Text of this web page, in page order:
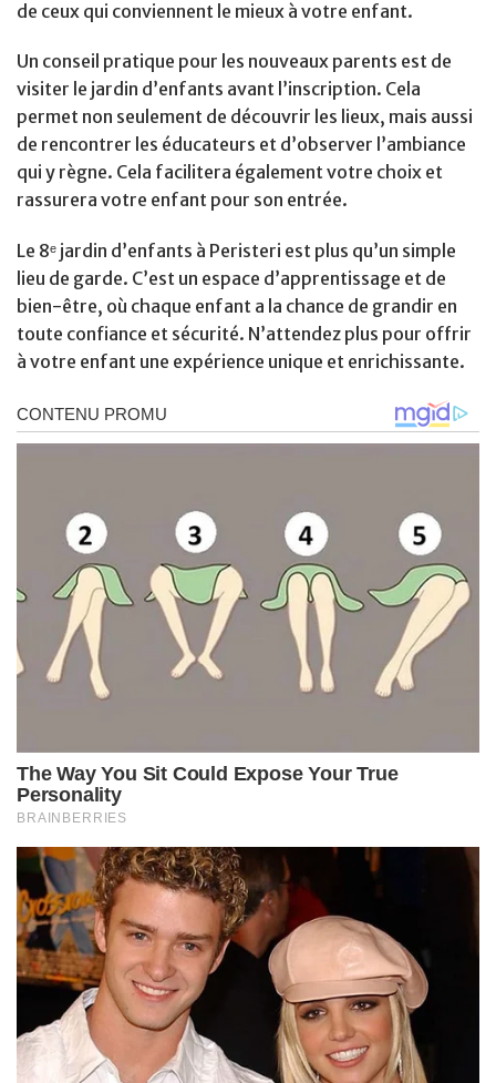
de ceux qui conviennent le mieux à votre enfant.
Un conseil pratique pour les nouveaux parents est de
visiter le jardin d’enfants avant l’inscription. Cela
permet non seulement de découvrir les lieux, mais aussi
de rencontrer les éducateurs et d’observer l’ambiance
qui y règne. Cela facilitera également votre choix et
rassurera votre enfant pour son entrée.
Le 8ᵉ jardin d’enfants à Peristeri est plus qu’un simple
lieu de garde. C’est un espace d’apprentissage et de
bien-être, où chaque enfant a la chance de grandir en
toute confiance et sécurité. N’attendez plus pour offrir
à votre enfant une expérience unique et enrichissante.